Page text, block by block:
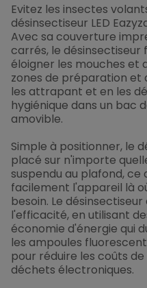
Evitez les insectes
désinsectiseur LED
Avec sa couverture
carrés, le
éloigner les mouches et
zones de préparation et
les attrapant et en les
hygiénique dans un bac
amovible.
Simple à positionner, le
placé sur n'importe
suspendu au plafond,
facilement l'appareil là
besoin. Le
l'efficacité, en utilisant
économie d'énergie qui
les ampoules
pour réduire les coûts
déchets électroniques.